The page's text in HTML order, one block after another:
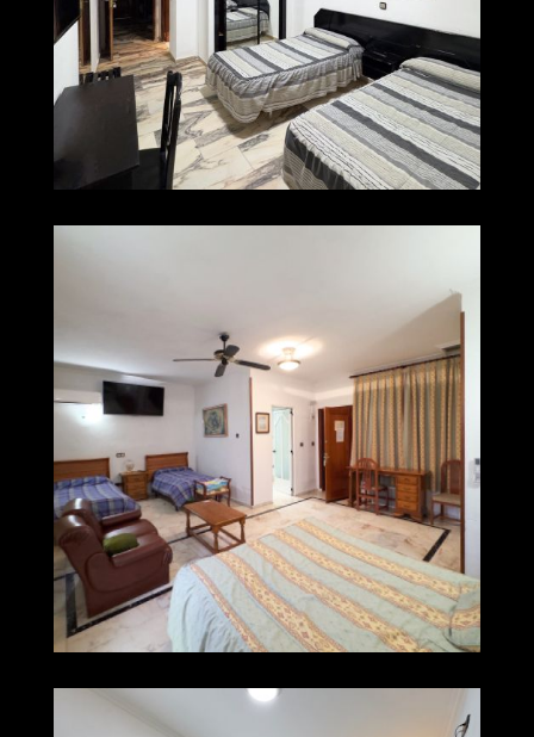
006 img 0450 Ampliar
007 img 0510 Ampliar